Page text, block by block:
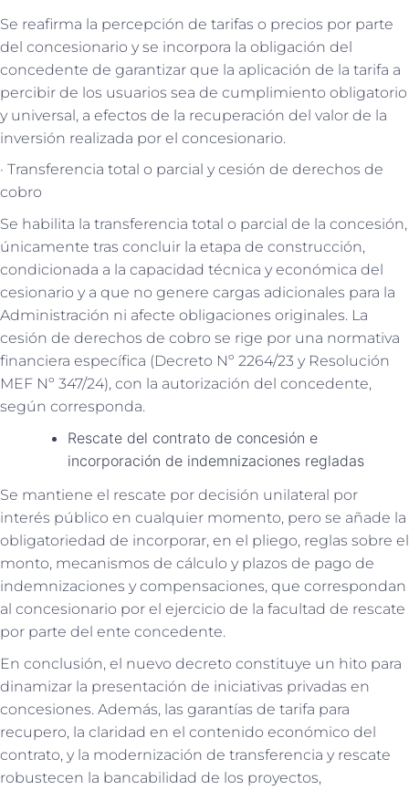
Se reafirma la percepción de tarifas o precios por parte
del concesionario y se incorpora la obligación del
concedente de garantizar que la aplicación de la tarifa a
percibir de los usuarios sea de cumplimiento obligatorio
y universal, a efectos de la recuperación del valor de la
inversión realizada por el concesionario.
· Transferencia total o parcial y cesión de derechos de
cobro
Se habilita la transferencia total o parcial de la concesión,
únicamente tras concluir la etapa de construcción,
condicionada a la capacidad técnica y económica del
cesionario y a que no genere cargas adicionales para la
Administración ni afecte obligaciones originales. La
cesión de derechos de cobro se rige por una normativa
financiera específica (Decreto Nº 2264/23 y Resolución
MEF Nº 347/24), con la autorización del concedente,
según corresponda.
Rescate del contrato de concesión e
incorporación de indemnizaciones regladas
Se mantiene el rescate por decisión unilateral por
interés público en cualquier momento, pero se añade la
obligatoriedad de incorporar, en el pliego, reglas sobre el
monto, mecanismos de cálculo y plazos de pago de
indemnizaciones y compensaciones, que correspondan
al concesionario por el ejercicio de la facultad de rescate
por parte del ente concedente.
En conclusión, el nuevo decreto constituye un hito para
dinamizar la presentación de iniciativas privadas en
concesiones. Además, las garantías de tarifa para
recupero, la claridad en el contenido económico del
contrato, y la modernización de transferencia y rescate
robustecen la bancabilidad de los proyectos,